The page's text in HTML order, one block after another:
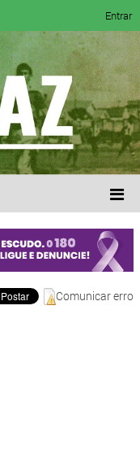
Entrar
Comunicar erro